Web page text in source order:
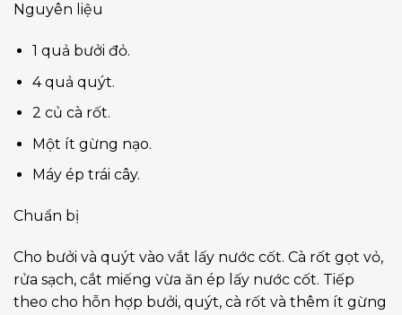
Nguyên liệu
1 quả bưởi đỏ.
4 quả quýt.
2 củ cà rốt.
Một ít gừng nạo.
Máy ép trái cây.
Chuẩn bị
Cho bưởi và quýt vào vắt lấy nước cốt. Cà rốt gọt vỏ,
rửa sạch, cắt miếng vừa ăn ép lấy nước cốt. Tiếp
theo cho hỗn hợp bưởi, quýt, cà rốt và thêm ít gừng